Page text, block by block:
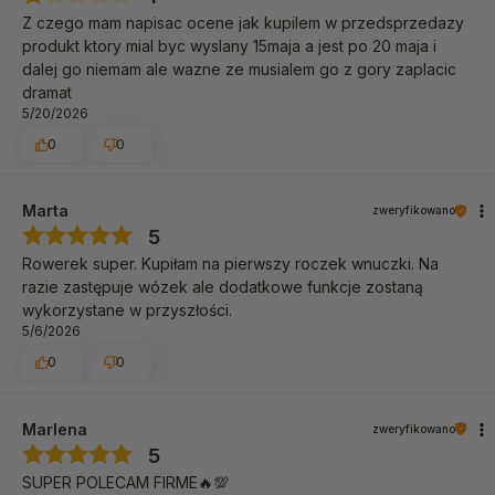
Kompaktowy, składany i zawsze
gotowy do drogi
Rowerek został zaprojektowany z myślą o wygodzie
codziennego użytkowania – zarówno w domu, jak i w
podróży. Dzięki
rodziców i aktywnych rodzin.
Po złożeniu rowerek zajmuje bardzo mało miejsca, co
znacząco ułatwia jego przechowywanie– bez problemu
zmieści się w bagażniku samochodu czy szafie. Lekka, ale
stabilna konstrukcja pozwala także na
spacerów, czy wizyt u dziadków.
zajmuje przestrzeni, a
daje ogrom możliwości!
Z czego mam napisac ocene jak kupilem w przedsprzedazy
produkt ktory mial byc wyslany 15maja a jest po 20 maja i
dalej go niemam ale wazne ze musialem go z gory zaplacic
dramat
5/20/2026
0
0
Marta zweryfikowano
5
Rowerek super. Kupiłam na pierwszy roczek wnuczki. Na
razie zastępuje wózek ale dodatkowe funkcje zostaną
wykorzystane w przyszłości.
5/6/2026
0
0
Marlena zweryfikowano
5
SUPER POLECAM FIRME🔥💯